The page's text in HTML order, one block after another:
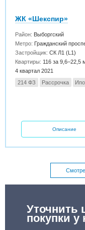
ЖК «Шекспир»
Район: Выборгский
Метро: Гражданский
Застройщик:СК Л1 (L1)
Квартиры: 116 за 9,6–22,5
4 квартал 2021
214 ФЗ
Рассрочка
Описание
Уточнить
покупки у